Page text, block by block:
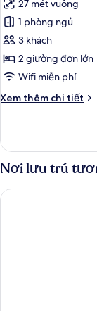
cảnh
hồ
cả
ảnh
Phòng
2
giường
Deluxe
27 mét vuông
1 phòng ngủ
3 khách
2 giường đơn lớn
Wifi miễn phí
Xem thêm chi tiết
Chi
Phòng
giường
Deluxe
Nơi lưu trú
Peridot Grand